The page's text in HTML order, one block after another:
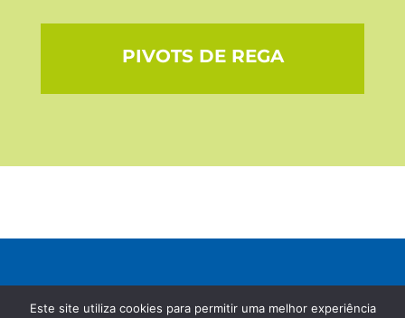
PIVOTS DE REGA
Este site utiliza cookies para permitir uma melhor experiência